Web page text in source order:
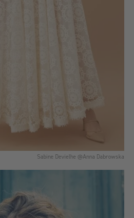
Sabine Devielhe @Anna Dabrowska